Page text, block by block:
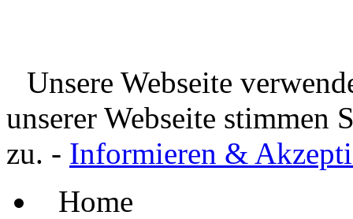
Unsere Webseite
unserer Webseite stimmen
zu. - Informieren &
Home